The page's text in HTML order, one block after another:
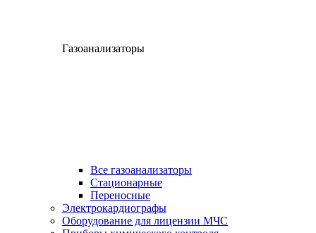
Газоанализаторы
Все газоанализаторы
Cтационарные
Переносные
Электрокардиографы
Оборудование для лицензии МЧС